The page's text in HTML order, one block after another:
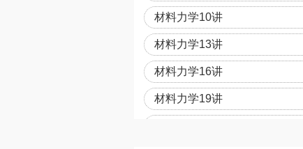
材料力学10讲
材料力学13讲
材料力学16讲
材料力学19讲